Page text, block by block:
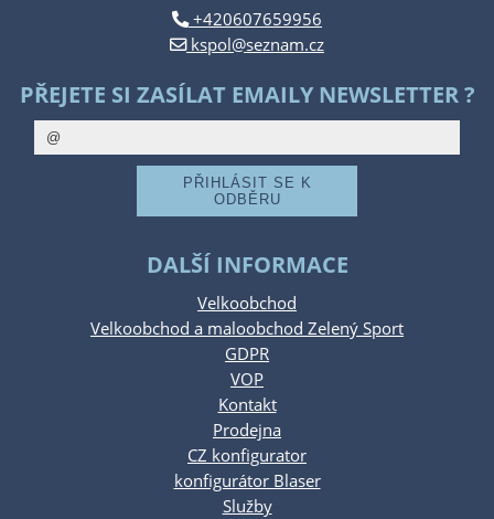
+420607659956
kspol@seznam.cz
PŘEJETE SI ZASÍLAT EMAILY NEWSLETTER ?
DALŠÍ INFORMACE
Velkoobchod
Velkoobchod a maloobchod Zelený Sport
GDPR
VOP
Kontakt
Prodejna
CZ konfigurator
konfigurátor Blaser
Služby